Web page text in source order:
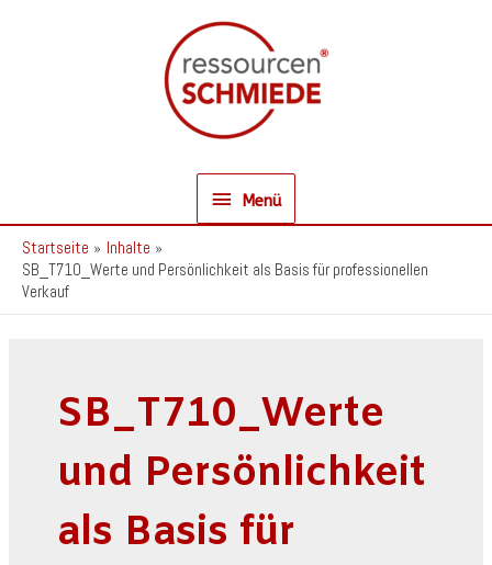
Menü
Menü
Startseite
Inhalte
SB_T710_Werte und Persönlichkeit als Basis für professionellen
Verkauf
SB_T710_Werte
und Persönlichkeit
als Basis für